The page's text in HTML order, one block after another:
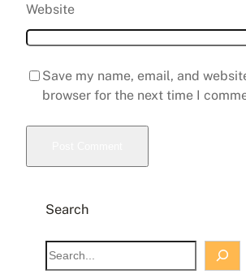
Website
Save my name, email, and
browser for the next time I
Search
S
e